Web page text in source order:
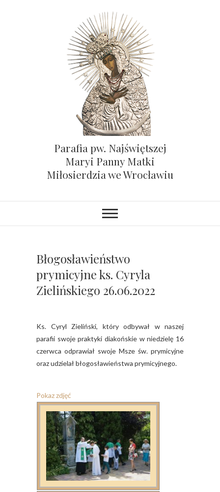
Parafia pw. Najświętszej
Maryi Panny Matki
Miłosierdzia we Wrocławiu
Błogosławieństwo
prymicyjne ks. Cyryla
Zielińskiego 26.06.2022
Ks. Cyryl Zieliński, który odbywał w naszej
parafii swoje praktyki diakońskie w niedzielę 16
czerwca odprawiał swoje Msze św. prymicyjne
oraz udzielał błogosławieństwa prymicyjnego.
Pokaz zdjęć